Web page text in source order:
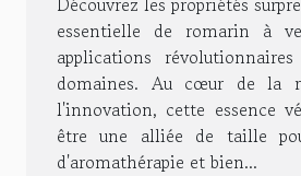
essentielle de romarin à
applications
domaines. Au cœur de la
l'innovation, cette essence
être une alliée de taille
d'aromathérapie et bien...